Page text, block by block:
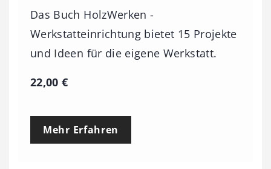
Das Buch HolzWerken -
Werkstatteinrichtung bietet 15 Projekte
und Ideen für die eigene Werkstatt.
22,00€
Mehr Erfahren